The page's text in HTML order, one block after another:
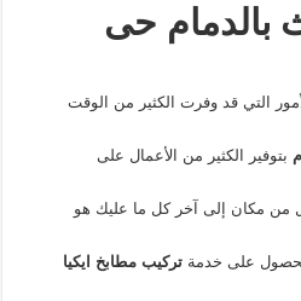
بالدمام حى
التي قد وفرت الكثير من الوقت
بتوفير الكثير من الأعمال على
من مكان إلى آخر كل ما عليك هو
على خدمةتركيب مطابخ ايكيا